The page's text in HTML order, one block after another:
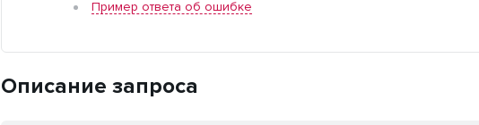
Пример ответа об ошибке
Описание запроса